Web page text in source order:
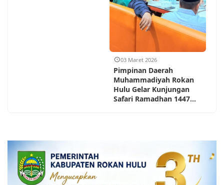
03 Maret 2026
Pimpinan Daerah
Muhammadiyah Rokan
Hulu Gelar Kunjungan
Safari Ramadhan 1447...